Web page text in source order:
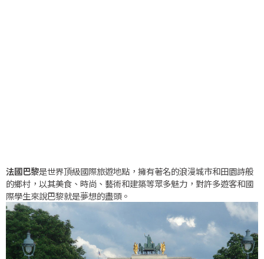
法國巴黎是世界頂級國際旅遊地點，擁有著名的浪漫城市和田園詩般
的鄉村，以其美食、時尚、藝術和建築等眾多魅力，對許多遊客和國
際學生來說巴黎就是夢想的盡頭。